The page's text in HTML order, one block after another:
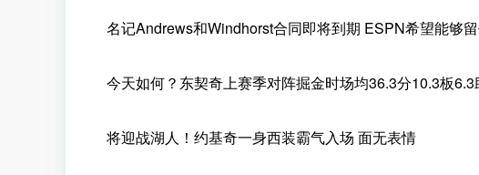
名记Andrews和Windhorst合同即将到期 ESPN希望能够
今天如何？东契奇上赛季对阵掘金时场均36.3分10.3板6.3
将迎战湖人！约基奇一身西装霸气入场 面无表情